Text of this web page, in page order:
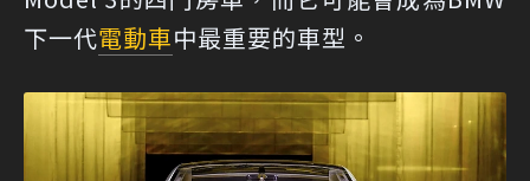
下一代電動車中最重要的車型。